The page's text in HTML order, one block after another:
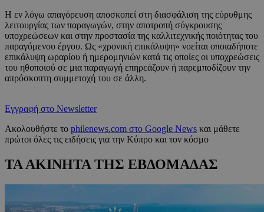
Η εν λόγω απαγόρευση αποσκοπεί στη διασφάλιση της εύρυθμης
λειτουργίας των παραγωγών, στην αποτροπή σύγκρουσης
υποχρεώσεων και στην προστασία της καλλιτεχνικής ποιότητας του
παραγόμενου έργου. Ως «χρονική επικάλυψη» νοείται οποιαδήποτε
επικάλυψη ωραρίου ή ημερομηνιών κατά τις οποίες οι υποχρεώσεις
του ηθοποιού σε μια παραγωγή επηρεάζουν ή παρεμποδίζουν την
απρόσκοπτη συμμετοχή του σε άλλη.
Εγγραφή στο Newsletter
Ακολουθήστε το philenews.com στο Google News και μάθετε
πρώτοι όλες τις ειδήσεις για την Κύπρο και τον κόσμο
ΤΑ ΑΚΙΝΗΤΑ ΤΗΣ ΕΒΔΟΜΑΔΑΣ